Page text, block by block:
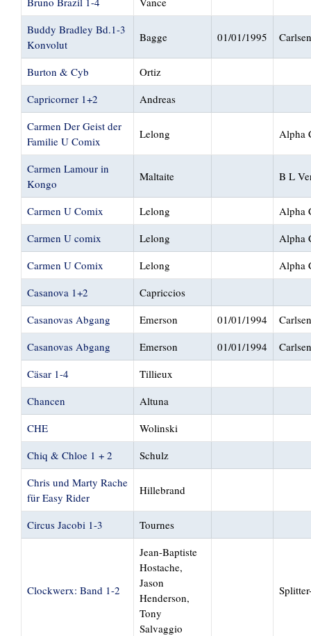
Buddy Bradley Bd.1-3
Konvolut
Bagge 01/01/1995 Carlsen
Burton & Cyb
Ortiz
Capricorner 1+2
Andreas
Carmen Der Geist der
Familie U Comix
Lelong Alpha
Carmen Lamour in
Kongo
Maltaite B L
Carmen U Comix Lelong
Alpha
Carmen U comix
Lelong
Alpha
Carmen U Comix
Lelong
Alpha
Casanova 1+2
Capriccios
Casanovas Abgang
Emerson 01/01/1994
Carlsen
Casanovas Abgang
Emerson 01/01/1994
Carlsen
Cäsar 1-4
Tillieux
Chancen
Altuna
CHE
Wolinski
Chiq & Chloe 1 + 2
Schulz
Chris und Marty Rache
für Easy Rider
Hillebrand
Circus Jacobi 1-3 Tournes
Clockwerx: Band 1-2
Jean-Baptiste
Hostache,
Jason
Henderson,
Tony
Salvaggio